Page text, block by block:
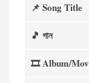
📌 SongTitle
🎵 গান
🎞️ Album/